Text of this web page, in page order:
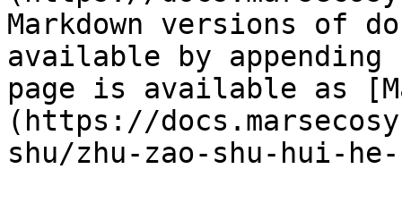
Markdown versions of
available by
page is available as
(https://
shu/zhu-zao-shu-hui-